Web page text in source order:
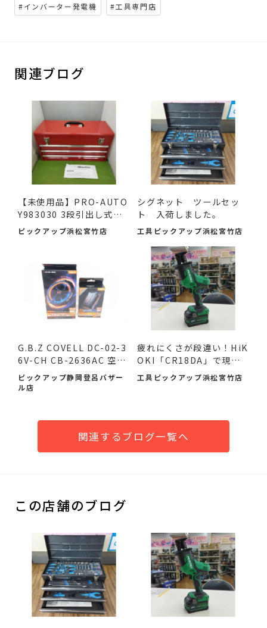
#インバーター発電機 #工具専門店
関連ブログ
【未使用品】PRO-AUTO
Y983030 3段引出し式ツ
ール...
ピックアップ浜松宮竹店
シグネット ツールセッ
ト 入荷しました。
工具ピックアップ浜松宮竹店
G.B.Z COVELL DC-02-3
6V-CH CB-2636AC 空調
作業服...
ピックアップ静岡登呂バザー
ル店
疲れにくさが段違い！HiK
OKI「CR18DA」で現場
の作...
工具ピックアップ浜松宮竹店
関連するブログ一覧へ
この店舗のブログ